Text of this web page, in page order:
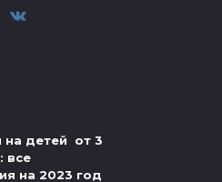
на детей от 3
все
на 2023 год